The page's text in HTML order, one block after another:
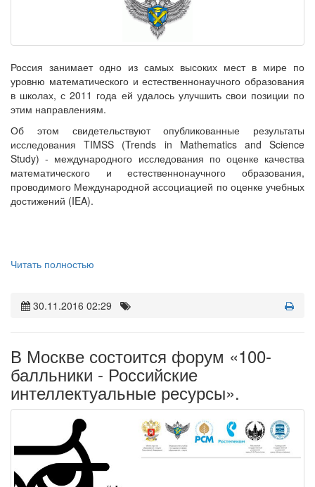
Россия занимает одно из самых высоких мест в мире по
уровню математического и естественнонаучного образования
в школах, с 2011 года ей удалось улучшить свои позиции по
этим направлениям.
Об этом свидетельствуют опубликованные результаты
исследования TIMSS (Trends in Mathematics and Science
Study) - международного исследования по оценке качества
математического и естественнонаучного образования,
проводимого Международной ассоциацией по оценке учебных
достижений (IEA).
Читать полностью
30.11.2016 02:29
В Москве состоится форум «100-
балльники - Российские
интеллектуальные ресурсы».